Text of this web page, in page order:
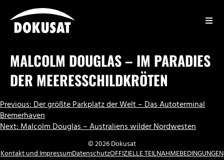
Inhalt
springen
MALCOLM DOUGLAS – IM PARADIES
DER MEERESSCHILDKRÖTEN
BEITRAGSNAVIGATION
Previous:Der größte Parkplatz der Welt – Das Autoterminal
Bremerhaven
Next:Malcolm Douglas – Australiens wilder Nordwesten
© 2026 Dokusat
Kontakt und ImpressumDatenschutzOFFIZIELLE TEILNAHMEBEDINGUNGEN